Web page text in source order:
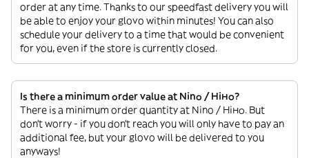
order at any time. Thanks to our speedfast delivery you will
be able to enjoy your glovo within minutes! You can also
schedule your delivery to a time that would be convenient
for you, even if the store is currently closed.
Is there a minimum order value at Nino / Ніно?
There is a minimum order quantity at Nino / Ніно. But
don’t worry - if you don’t reach you will only have to pay an
additional fee, but your glovo will be delivered to you
anyways!